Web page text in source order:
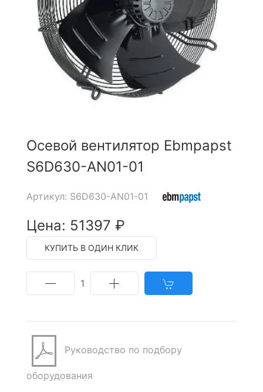
Осевой вентилятор Ebmpapst
S6D630-AN01-01
Артикул: S6D630-AN01-01
Цена: 51397 ₽
КУПИТЬ В ОДИН КЛИК
1
Руководство по подбору
оборудования